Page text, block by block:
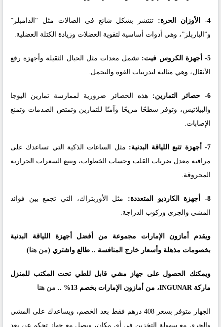
4- الأوزان الحرة:
تنتشر بشكل شائع في الصالات مثل “الدامبلز”
و”الباربلز”، وهي أدوات أساسية لتقوية العضلات وزيادة الكتلة العضلية.
5- أجهزة الكروس فيت:
تشمل معدات مثل الحبال الثقيلة وأجهزة رفع
الأثقال، وهي مثالية لتدريبات القوة والتحمل.
6- حصائر التمارين:
هذه الحصائر ضرورية لممارسة تمارين اليوجا
والبيلاتيس، وتوفر سطحًا مريحًا وآمنًا للتمارين وتمتص الصدمات وتمنع
الإصابات.
7- أجهزة تتبع اللياقة البدنية:
مثل الساعات الذكية التي تساعدك على
مراقبة معدل ضربات القلب وحساب الخطوات، وتتبع السعرات الحرارية
المحروقة.
8- أجهزة الكارديو المتعددة:
مثل الأوربتراك، التي تجمع بين فوائد
المشي والجري وركوب الدراجة.
ويقدم أمازون الإمارات مجموعة من أفضل أجهزة اللياقة البدنية
بخصومات مذهلة وأسعار خارج المنافسة .. طالع واشتري (من هنا)
ويمكنك الحصول على جهاز مشي قابل للطي تحت المكتب للمنزل
ماركة INGUNAR، من أمازون الإمارات بخصم 13% ..
من هنا
الجهاز متوفر بسعر 408 درهم فقط بعد الخصم، ويساعدك على المشي
والجري مع سهولة التخزين في أي مكان، ويصل مع جهاز تحكم عن بعد